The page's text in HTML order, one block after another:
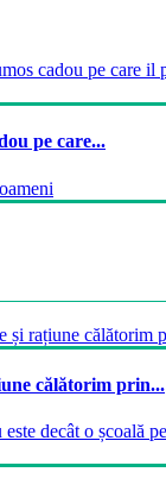
pe care...
călătorim prin...